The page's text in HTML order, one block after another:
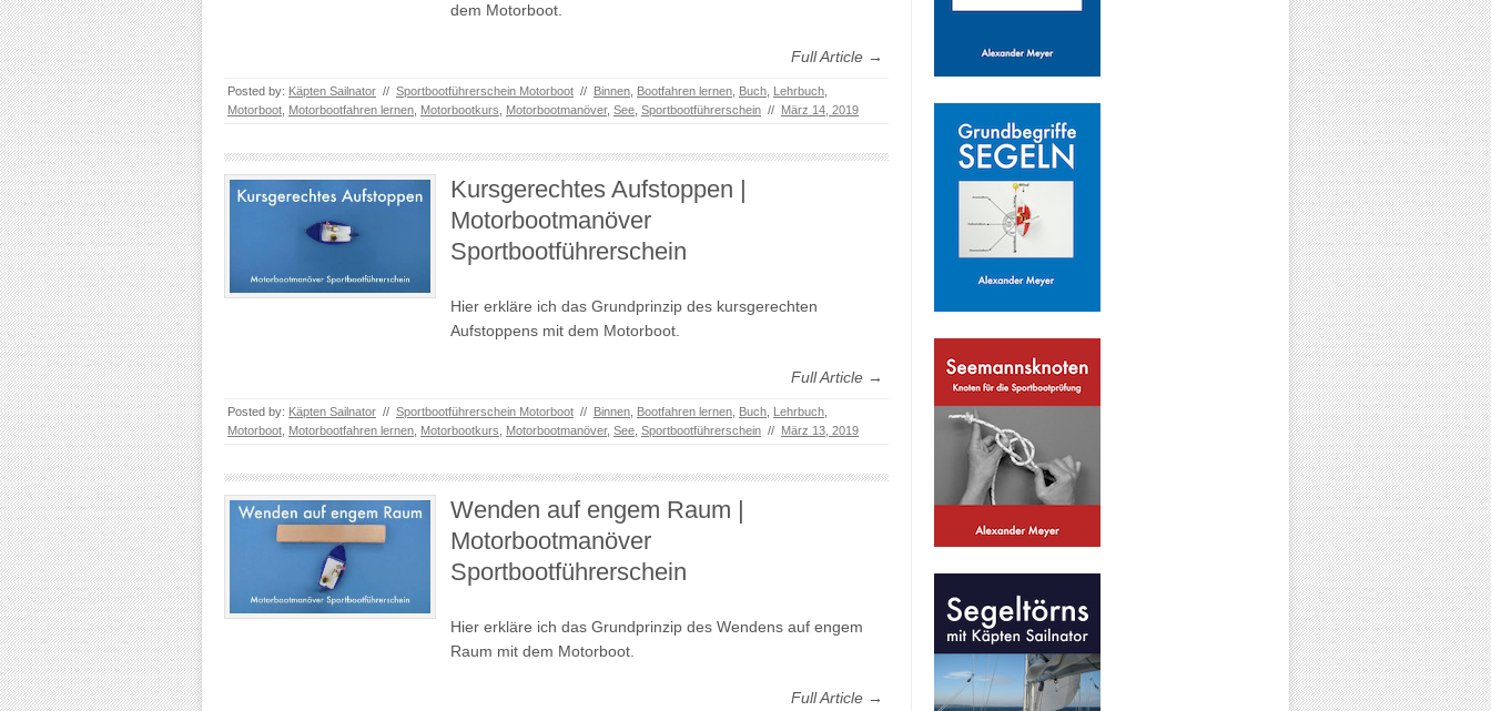
dem Motorboot.
Full Article →
Posted by: Käpten Sailnator // Sportbootführerschein Motorboot // Binnen Bootfahren lernen Buch Lehrbuch
Motorboot Motorbootfahren lernen Motorbootkurs Motorbootmanöver, See Sportbootführerschein // März 14, 2019
Kursgerechtes Aufstoppen |
Motorbootmanöver
Sportbootführerschein
Hier erkläre ich das Grundprinzip des kursgerechten
Aufstoppens mit dem Motorboot.
Full Article →
Posted by: Käpten Sailnator // Sportbootführerschein Motorboot // Binnen Bootfahren lernen Buch Lehrbuch
Motorboot Motorbootfahren lernen Motorbootkurs Motorbootmanöver, See Sportbootführerschein // März 13, 2019
Wenden auf engem Raum |
Motorbootmanöver
Sportbootführerschein
Hier erkläre ich das Grundprinzip des Wendens auf engem
Raum mit dem Motorboot.
Full Article →